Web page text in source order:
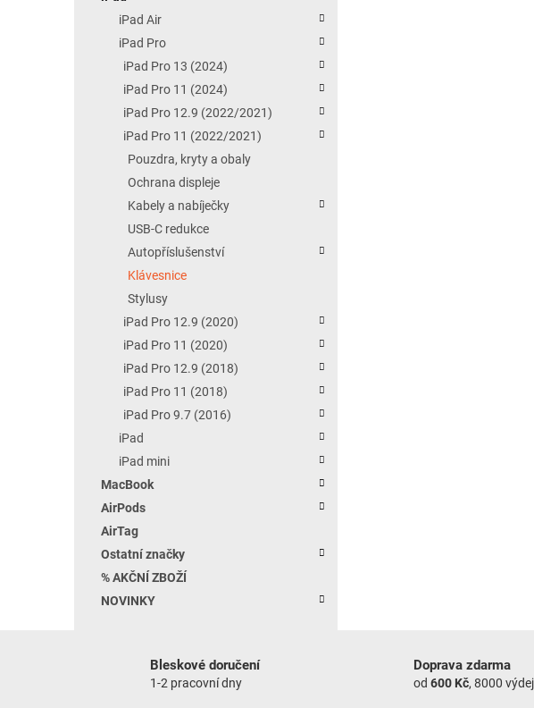
iPad Air
iPad Pro
iPad Pro 13 (2024)
iPad Pro 11 (2024)
iPad Pro 12.9 (2022/2021)
iPad Pro 11 (2022/2021)
Pouzdra, kryty a obaly
Ochrana displeje
Kabely a nabíječky
USB-C redukce
Autopříslušenství
Klávesnice
Stylusy
iPad Pro 12.9 (2020)
iPad Pro 11 (2020)
iPad Pro 12.9 (2018)
iPad Pro 11 (2018)
iPad Pro 9.7 (2016)
iPad
iPad mini
MacBook
AirPods
AirTag
Ostatní značky
% AKČNÍ ZBOŽÍ
NOVINKY
Bleskové doručení
1-2 pracovní dny
Doprava zdarma
od 600 Kč, 8000